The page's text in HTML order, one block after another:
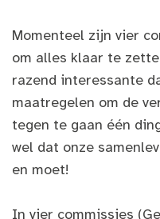
Momenteel zijn vier
om alles klaar te
razend interessante
maatregelen om de
tegen te gaan één
wel dat onze
en moet!
In vier commissies